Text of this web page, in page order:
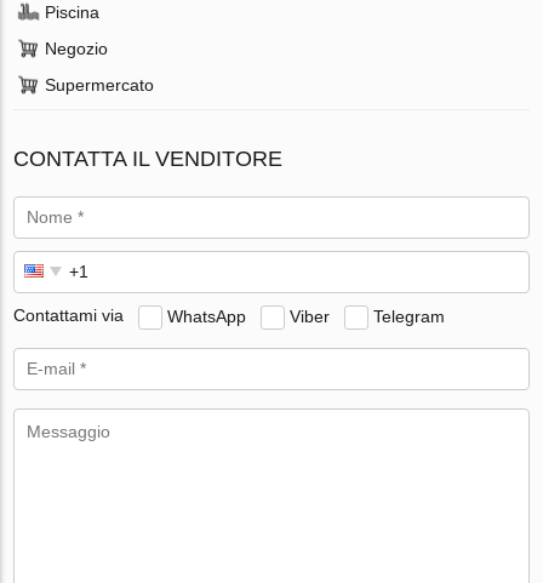
Piscina
Negozio
Supermercato
CONTATTA IL VENDITORE
Contattami via WhatsApp Viber Telegram